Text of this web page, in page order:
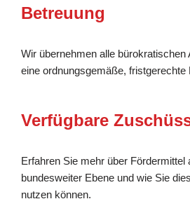
Betreuung
Wir übernehmen alle bürokratischen
eine ordnungsgemäße, fristgerechte
Verfügbare
Erfahren Sie mehr über Fördermittel
bundesweiter Ebene und wie Sie
nutzen können.